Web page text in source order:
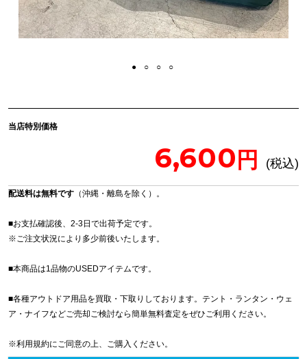
当店特別価格
6,600
配送料は無料です （沖縄・離島を除く）。
■お支払確認後、2-3日で出荷予定です。
※ご注文状況により多少前後いたします。
■本商品は1品物のUSEDアイテムです。
■各種アウトドア用品を買取・下取りしております。テント・ランタン・ウェ
ア・ナイフなどご売却ご検討なら簡単無料査定をぜひご利用ください。
※利用規約にご同意の上、ご購入ください。